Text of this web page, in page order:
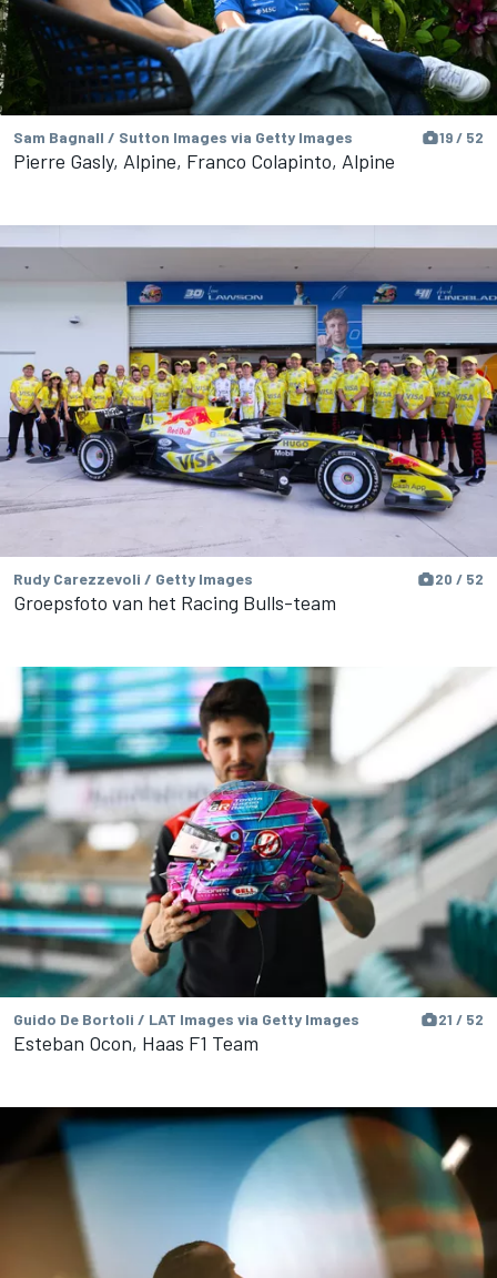
Sam Bagnall / Sutton Images via Getty Images 19 / 52
Pierre Gasly, Alpine, Franco Colapinto, Alpine
Rudy Carezzevoli / Getty Images 20 / 52
Groepsfoto van het Racing Bulls-team
Guido De Bortoli / LAT Images via Getty Images 21 / 52
Esteban Ocon, Haas F1 Team